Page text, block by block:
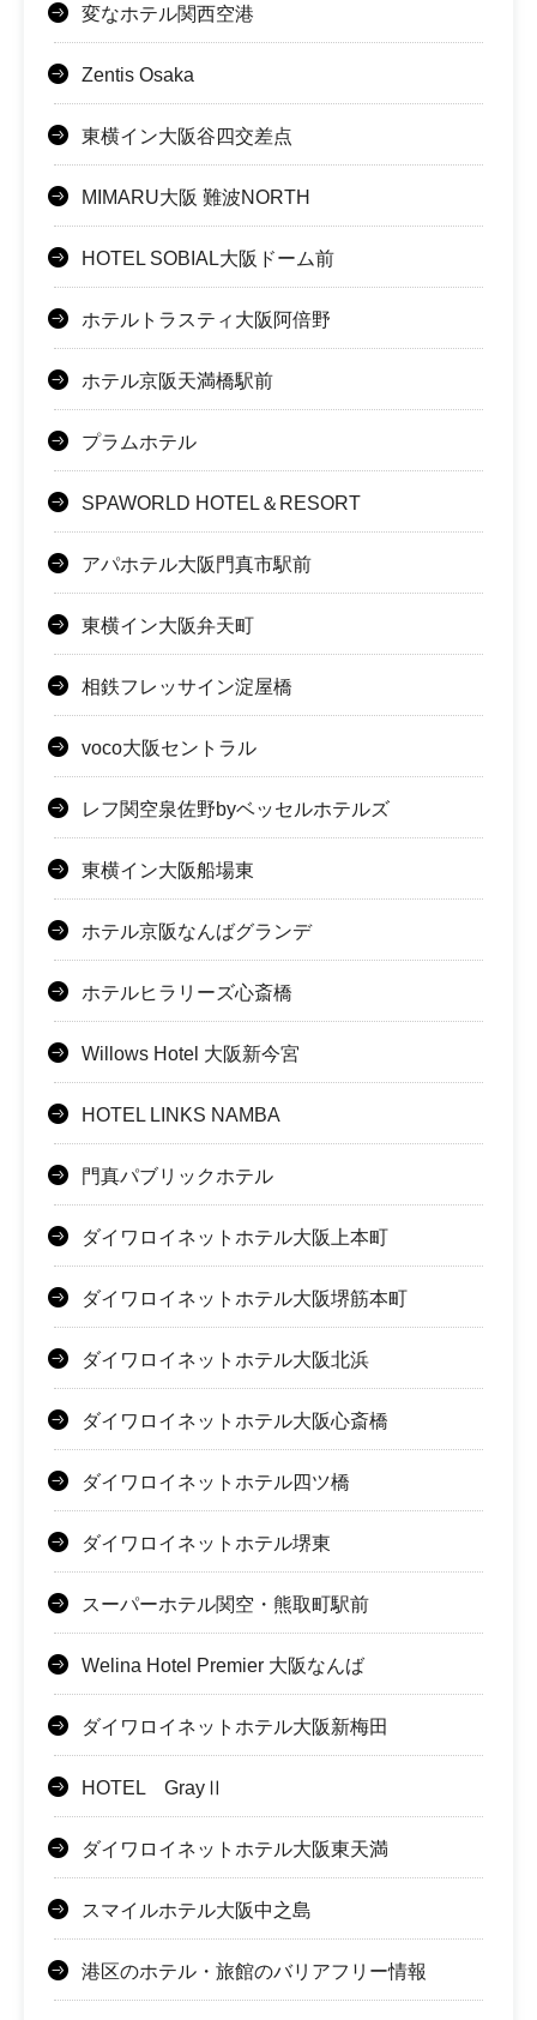
変なホテル関西空港
Zentis Osaka
東横イン大阪谷四交差点
MIMARU大阪 難波NORTH
HOTEL SOBIAL大阪ドーム前
ホテルトラスティ大阪阿倍野
ホテル京阪天満橋駅前
プラムホテル
SPAWORLD HOTEL＆RESORT
アパホテル大阪門真市駅前
東横イン大阪弁天町
相鉄フレッサイン淀屋橋
voco大阪セントラル
レフ関空泉佐野byベッセルホテルズ
東横イン大阪船場東
ホテル京阪なんばグランデ
ホテルヒラリーズ心斎橋
Willows Hotel 大阪新今宮
HOTEL LINKS NAMBA
門真パブリックホテル
ダイワロイネットホテル大阪上本町
ダイワロイネットホテル大阪堺筋本町
ダイワロイネットホテル大阪北浜
ダイワロイネットホテル大阪心斎橋
ダイワロイネットホテル四ツ橋
ダイワロイネットホテル堺東
スーパーホテル関空・熊取町駅前
Welina Hotel Premier 大阪なんば
ダイワロイネットホテル大阪新梅田
HOTEL GrayⅡ
ダイワロイネットホテル大阪東天満
スマイルホテル大阪中之島
港区のホテル・旅館のバリアフリー情報